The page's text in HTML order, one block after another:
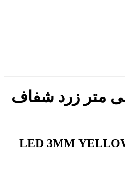
LED 3MM